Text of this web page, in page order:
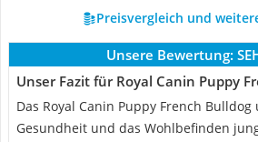
Preisvergleich und
Unsere Bewertung:
Unser Fazit für Royal Canin Puppy
Das Royal Canin Puppy French
Gesundheit und das Wohlbefinden